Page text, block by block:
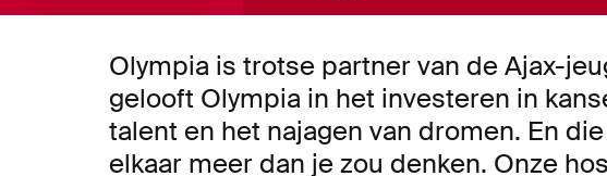
Olympia is trotse partner van de Ajax-
gelooft Olympia in het investeren in
talent en het najagen van dromen. En
elkaar meer dan je zou denken. Onze